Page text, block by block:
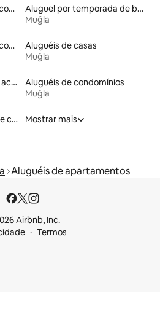
Aluguéis por temporada com acesso à praia
Aluguel por temporada de barcos
Muğla
Aluguéis por temporada com banheira de hidromassagem
Aluguéis de casas
Muğla
Aluguéis de espaços que aceitam animais de estimação
Aluguéis de condomínios
Muğla
Aluguel por temporada de casas de hóspedes
Mostrar mais
Aluguéis de apartamentos
Airbnb, Inc.
Termos